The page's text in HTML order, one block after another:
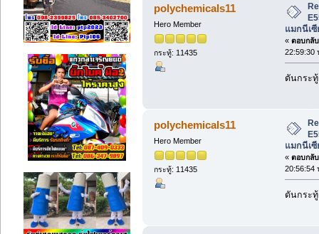
polychemicals11
Hero Member
กระทู้: 11435
แมกนีเซี
« ตอบกลั
22:59:30
ดันกระทู้
polychemicals11
Hero Member
กระทู้: 11435
แมกนีเซี
« ตอบกลั
20:56:54
ดันกระทู้